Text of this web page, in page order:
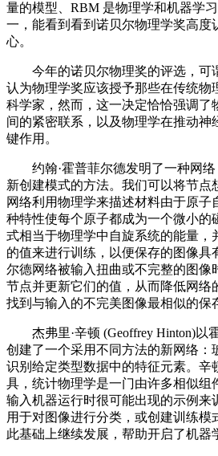
量的模型、RBM 是物理学和机器学
一，能看到看到诺贝尔物理学奖高度
心。
今年的诺贝尔物理奖的评选，可
认为物理学奖应该授予那些在传统物
科学家，然而，这一决定恰恰强调了
间的紧密联系，以及物理学在推动神
键作用。
约翰·霍普菲尔德发明了一种网络
新创建模式的方法。我们可以将节点
网络利用物理学来描述材料由于原
种特性使每个原子都成为一个微小的
式相当于物理学中自旋系统的能量，
的值来进行训练，以便保存的图像具
尔德网络被输入扭曲或不完整的图像
节点并更新它们的值，从而降低网络
找到与输入的不完美图像最相似的保
杰弗里·辛顿 (Geoffrey Hinton)以
创建了一个采用不同方法的新网络：
识别给定类型数据中的特征元素。辛
具，统计物理学是一门由许多相似组
输入机器运行时很可能出现的示例来
用于对图像进行分类，或创建训练模
此基础上继续发展，帮助开启了机器